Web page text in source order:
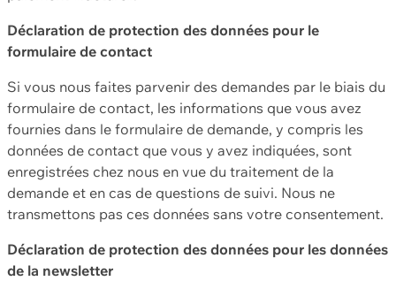
Déclaration de protection des données pour le
formulaire de contact
Si vous nous faites parvenir des demandes par le biais du
formulaire de contact, les informations que vous avez
fournies dans le formulaire de demande, y compris les
données de contact que vous y avez indiquées, sont
enregistrées chez nous en vue du traitement de la
demande et en cas de questions de suivi. Nous ne
transmettons pas ces données sans votre consentement.
Déclaration de protection des données pour les données
de la newsletter